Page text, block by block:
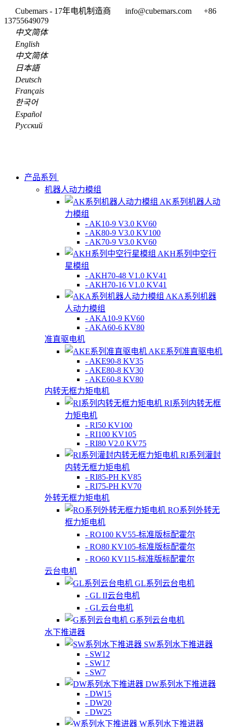
Cubemars - 17年电机制造商 info@cubemars.com
+86
13755649079
中文简体
English
中文简体
日本語
Deutsch
Français
한국어
Español
Pусский
产品系列
机器人动力模组
AK系列机器人动
力模组
- AK10-9 V3.0 KV60
- AK80-9 V3.0 KV100
- AK70-9 V3.0 KV60
AKH系列中空行
星模组
- AKH70-48 V1.0 KV41
- AKH70-16 V1.0 KV41
AKA系列机器
人动力模组
- AKA10-9 KV60
- AKA60-6 KV80
准直驱电机
AKE系列准直驱电机
- AKE90-8 KV35
- AKE80-8 KV30
- AKE60-8 KV80
内转无框力矩电机
RI系列内转无框
力矩电机
- RI50 KV100
- RI100 KV105
- RI80 V2.0 KV75
RI系列灌封
内转无框力矩电机
- RI85-PH KV85
- RI75-PH KV70
外转无框力矩电机
RO系列外转无
框力矩电机
- RO100 KV55-标准版标配霍尔
- RO80 KV105-标准版标配霍尔
- RO60 KV115-标准版标配霍尔
云台电机
GL系列云台电机
- GL II云台电机
- GL云台电机
G系列云台电机
水下推进器
SW系列水下推进器
- SW12
- SW17
- SW7
DW系列水下推进器
- DW15
- DW20
- DW25
W系列水下推进器